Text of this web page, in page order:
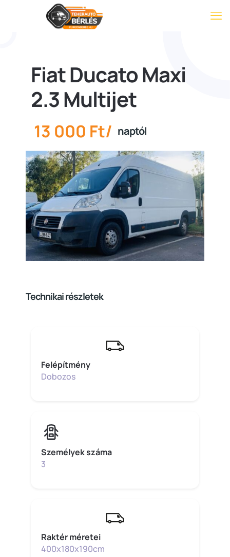
Fiat Ducato Maxi
2.3 Multijet
13 000 Ft/ naptól
Technikai részletek
Felépítmény
Dobozos
Személyek száma
3
Raktér méretei
400x180x190cm